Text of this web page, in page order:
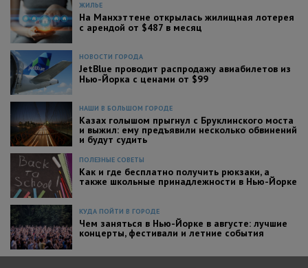
ЖИЛЬЕ
На Манхэттене открылась жилищная лотерея
с арендой от $487 в месяц
НОВОСТИ ГОРОДА
JetBlue проводит распродажу авиабилетов из
Нью-Йорка с ценами от $99
ПОЛЕЗНЫЕ СОВЕТЫ
Как и где бесплатно получить рюкзаки, а
также школьные принадлежности в Нью-Йорке
НАШИ В БОЛЬШОМ ГОРОДЕ
Казах голышом прыгнул с Бруклинского моста
и выжил: ему предъявили несколько обвинений
и будут судить
КУДА ПОЙТИ В ГОРОДЕ
Чем заняться в Нью-Йорке в августе: лучшие
концерты, фестивали и летние события